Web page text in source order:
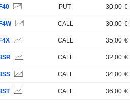
PUT 30,00 €
CALL 30,00 €
CALL 35,00 €
CALL 32,00 €
CALL 34,00 €
CALL 36,00 €